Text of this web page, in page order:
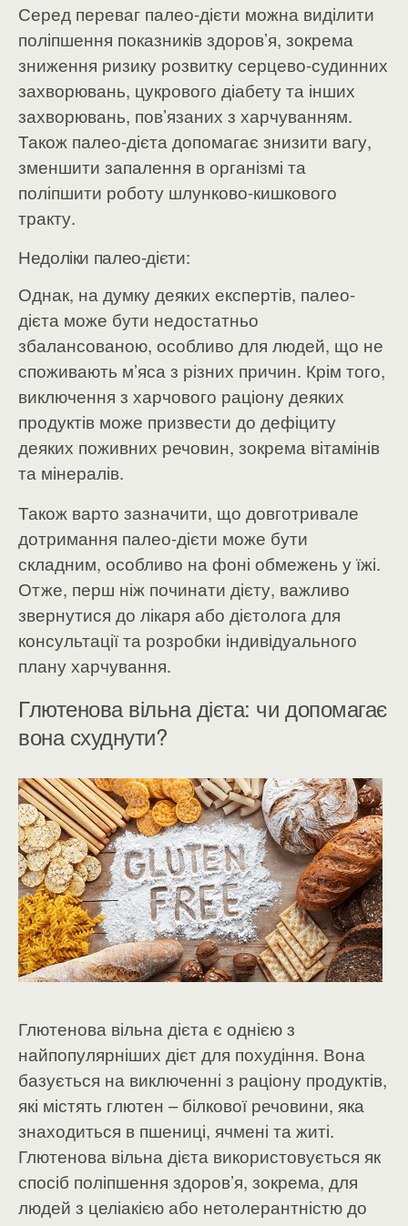
Серед переваг палео-дієти можна виділити
поліпшення показників здоров’я, зокрема
зниження ризику розвитку серцево-судинних
захворювань, цукрового діабету та інших
захворювань, пов’язаних з харчуванням.
Також палео-дієта допомагає знизити вагу,
зменшити запалення в організмі та
поліпшити роботу шлунково-кишкового
тракту.
Недоліки палео-дієти:
Однак, на думку деяких експертів, палео-
дієта може бути недостатньо
збалансованою, особливо для людей, що не
споживають м’яса з різних причин. Крім того,
виключення з харчового раціону деяких
продуктів може призвести до дефіциту
деяких поживних речовин, зокрема вітамінів
та мінералів.
Також варто зазначити, що довготривале
дотримання палео-дієти може бути
складним, особливо на фоні обмежень у їжі.
Отже, перш ніж починати дієту, важливо
звернутися до лікаря або дієтолога для
консультації та розробки індивідуального
плану харчування.
Глютенова вільна дієта: чи допомагає
вона схуднути?
Глютенова вільна дієта є однією з
найпопулярніших дієт для похудіння. Вона
базується на виключенні з раціону продуктів,
які містять глютен – білкової речовини, яка
знаходиться в пшениці, ячмені та житі.
Глютенова вільна дієта використовується як
спосіб поліпшення здоров’я, зокрема, для
людей з целіакією або нетолерантністю до